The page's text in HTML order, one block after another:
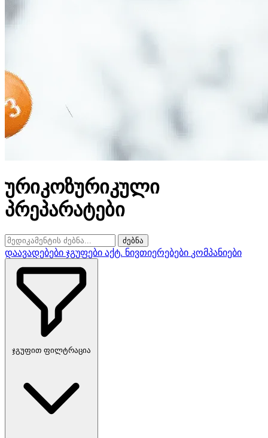
ურიკოზურიკული
პრეპარატები
ძებნა
დაავადებები ჯგუფები აქტ. ნივთიერებები კომპანიები
ჯგუფით ფილტრაცია